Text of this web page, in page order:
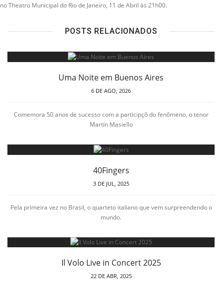
no Theatro Municipal do Rio de Janeiro, 11 de Abril às 21h00.
POSTS RELACIONADOS
Uma Noite em Buenos Aires
6 DE AGO, 2026
Comemora 50 anos de sucesso com a participçõ do fenômeno, o tenor
Martín Masiello
40Fingers
3 DE JUL, 2025
Pela primeira vez no Brasil, o quarteto italiano que vem surpreendendo o
mundo.
Il Volo Live in Concert 2025
22 DE ABR, 2025